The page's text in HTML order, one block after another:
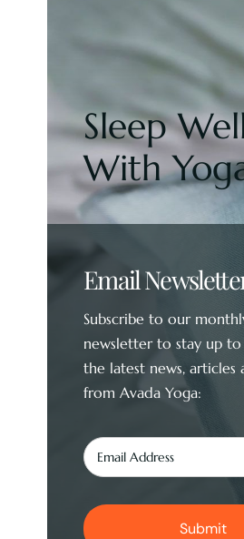
Sleep
With
Email
Subscribe to our
newsletter to stay up
the latest news, articles
from Avada Yoga:
Submit